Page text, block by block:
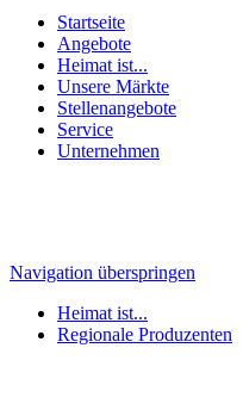
Startseite
Angebote
Heimat ist...
Unsere Märkte
Stellenangebote
Service
Unternehmen
Navigation überspringen
Heimat ist...
Regionale Produzenten